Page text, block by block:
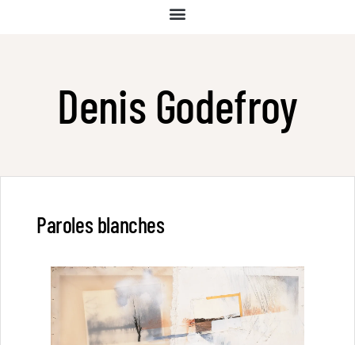
Denis Godefroy
Paroles blanches